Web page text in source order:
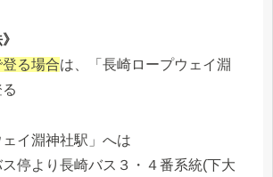
る場合は、「長崎ロープウェイ淵
ェイ淵神社駅」へは
ス停より長崎バス３・４番系統(下大